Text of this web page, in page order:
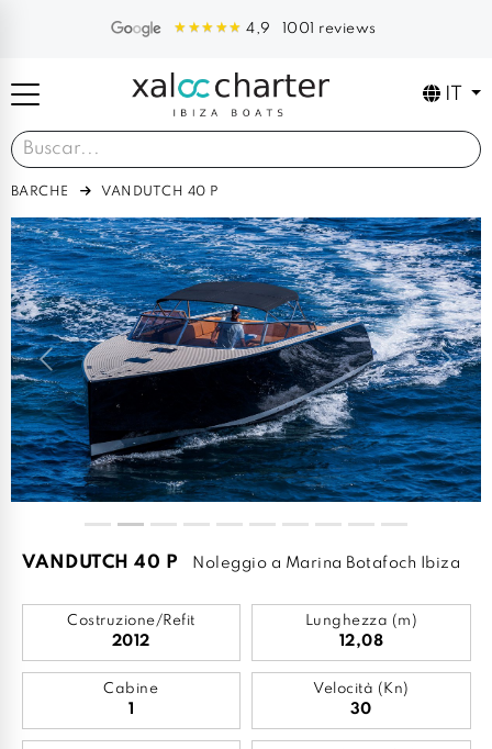
4,9 1001 reviews
IT
BARCHE VANDUTCH 40 P
Previous Next
VANDUTCH 40 P Noleggio a Marina Botafoch Ibiza
Costruzione/Refit
2012
Lunghezza (m)
12,08
Cabine
1
Velocità (Kn)
30